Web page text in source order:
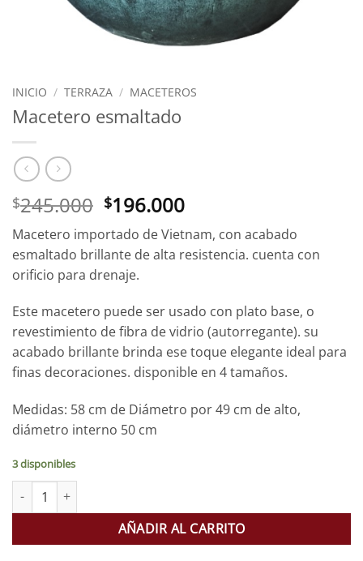
INICIO / TERRAZA / MACETEROS
Macetero esmaltado
$245.000 El
precio
original
era:
$245.000.
$196.000El
actual
es:
Macetero importado de Vietnam, con acabado
esmaltado brillante de alta resistencia. cuenta con
orificio para drenaje.
Este macetero puede ser usado con plato base, o
revestimiento de fibra de vidrio (autorregante). su
acabado brillante brinda ese toque elegante ideal para
finas decoraciones. disponible en 4 tamaños.
Medidas: 58 cm de Diámetro por 49 cm de alto,
diámetro interno 50 cm
3 disponibles
Macetero esmaltado cantidad
AÑADIR AL CARRITO